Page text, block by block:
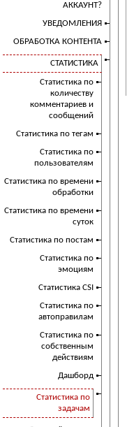
АККАУНТ?
УВЕДОМЛЕНИЯ
ОБРАБОТКА КОНТЕНТА
СТАТИСТИКА
Статистика по
количеству
комментариев и
сообщений
Статистика по тегам
Статистика по
пользователям
Статистика по времени
обработки
Статистика по времени
суток
Статистика по постам
Статистика по
эмоциям
Статистика CSI
Статистика по
автоправилам
Статистика по
собственным
действиям
Дашборд
Статистика по
задачам